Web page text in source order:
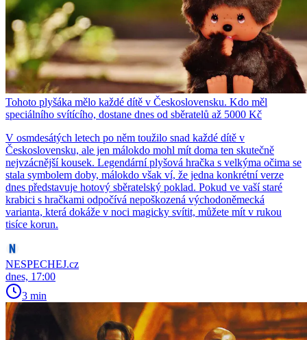
Tohoto plyšáka mělo každé dítě v Československu. Kdo měl
speciálního svítícího, dostane dnes od sběratelů až 5000 Kč
V osmdesátých letech po něm toužilo snad každé dítě v
Československu, ale jen málokdo mohl mít doma ten skutečně
nejvzácnější kousek. Legendární plyšová hračka s velkýma očima se
stala symbolem doby, málokdo však ví, že jedna konkrétní verze
dnes představuje hotový sběratelský poklad. Pokud ve vaší staré
krabici s hračkami odpočívá nepoškozená východoněmecká
varianta, která dokáže v noci magicky svítit, můžete mít v rukou
tisíce korun.
NESPECHEJ.cz
dnes, 17:00
3 min